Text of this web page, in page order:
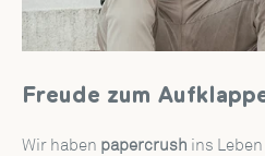
Freude zum
Wir haben papercrush ins